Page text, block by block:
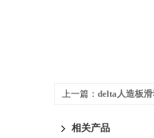
上一篇： delta人造板
相关产品